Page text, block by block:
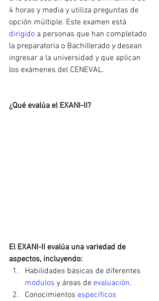
4 horas y media y utiliza preguntas de
opción múltiple. Este examen está
dirigido a personas que han completado
la preparatoria o Bachillerado y desean
ingresar a la universidad y que aplican
los exámenes del CENEVAL.
¿Qué evalúa el EXANI-II?
El EXANI-II evalúa una variedad de
aspectos, incluyendo:
Habilidades básicas de diferentes
módulos y áreas de evaluación.
Conocimientos específicos